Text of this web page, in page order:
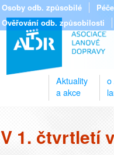
Osoby odb. způsobilé
Ověřování odb. způsobilosti
Aktuality
a akce
o
V 1. čtvrtletí